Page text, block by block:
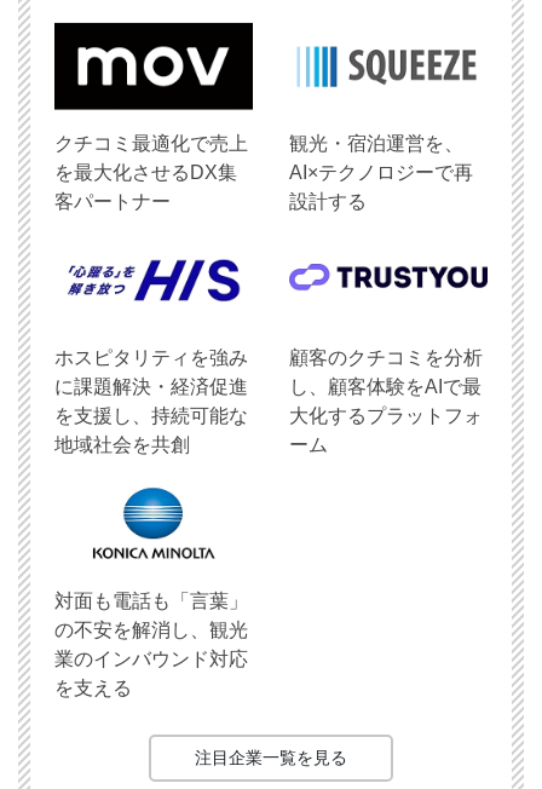
クチコミ最適化で売上
を最大化させるDX集
客パートナー
観光・宿泊運営を、
AI×テクノロジーで再
設計する
ホスピタリティを強み
に課題解決・経済促進
を支援し、持続可能な
地域社会を共創
顧客のクチコミを分析
し、顧客体験をAIで最
大化するプラットフォ
ーム
対面も電話も「言葉」
の不安を解消し、観光
業のインバウンド対応
を支える
注目企業一覧を見る